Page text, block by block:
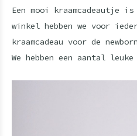
Een mooi kraamcadeautje
winkel hebben we voor
kraamcadeau voor de
We hebben een aantal